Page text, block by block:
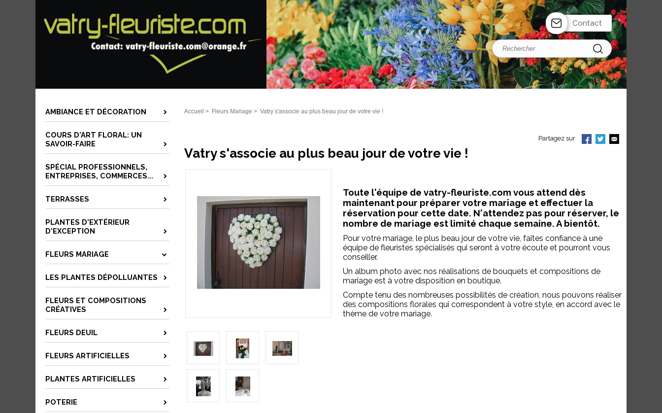
Contact
AMBIANCE ET DÉCORATION
COURS D'ART FLORAL: UN
SAVOIR-FAIRE
SPÉCIAL PROFESSIONNELS,
ENTREPRISES, COMMERCES...
TERRASSES
PLANTES D'EXTÉRIEUR
D'EXCEPTION
FLEURS MARIAGE
LES PLANTES DÉPOLLUANTES
FLEURS ET COMPOSITIONS
CRÉATIVES
FLEURS DEUIL
FLEURS ARTIFICIELLES
PLANTES ARTIFICIELLES
POTERIE
Accueil > Fleurs Mariage > Vatry s'associe au plus beau jour de votre vie !
Partagez sur
Vatry s'associe au plus beau jour de votre vie !
Toute l'équipe de vatry-fleuriste.com vous attend dès
maintenant pour préparer votre mariage et effectuer la
réservation pour cette date. N'attendez pas pour réserver, le
nombre de mariage est limité chaque semaine. A bientôt.
Pour votre mariage, le plus beau jour de votre vie, faîtes confiance à une
équipe de fleuristes spécialisés qui seront à votre écoute et pourront vous
conseiller.
Un album photo avec nos réalisations de bouquets et compositions de
mariage est à votre disposition en boutique.
Compte tenu des nombreuses possibilités de création, nous pouvons réaliser
des compositions florales qui correspondent à votre style, en accord avec le
thème de votre mariage.